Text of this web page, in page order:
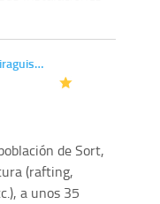
de Sort,
(rafting,
a unos 35